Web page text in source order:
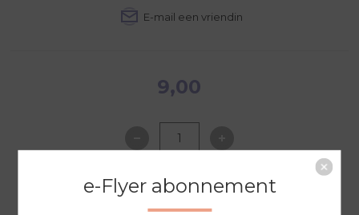
9,00
NAAR WINKELWAGEN
e-Flyer abonnement